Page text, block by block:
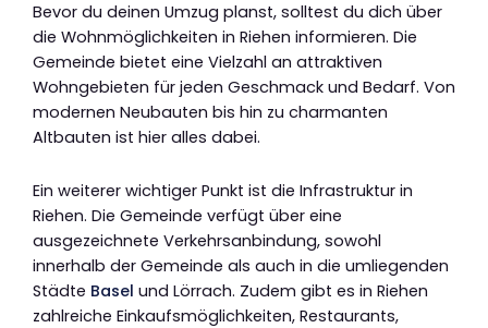
Bevor du deinen Umzug planst, solltest du dich über
die Wohnmöglichkeiten in Riehen informieren. Die
Gemeinde bietet eine Vielzahl an attraktiven
Wohngebieten für jeden Geschmack und Bedarf. Von
modernen Neubauten bis hin zu charmanten
Altbauten ist hier alles dabei.
Ein weiterer wichtiger Punkt ist die Infrastruktur in
Riehen. Die Gemeinde verfügt über eine
ausgezeichnete Verkehrsanbindung, sowohl
innerhalb der Gemeinde als auch in die umliegenden
Städte Basel und Lörrach. Zudem gibt es in Riehen
zahlreiche Einkaufsmöglichkeiten, Restaurants,